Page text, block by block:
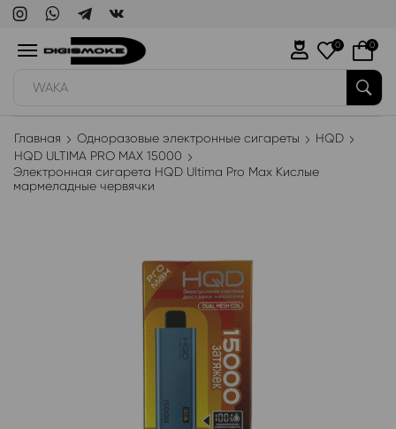
WAKA
0 0
Главная Одноразовые электронные сигареты
HQD
HQD ULTIMA PRO MAX 15000
Электронная сигарета HQD Ultima Pro Max Кислые
мармеладные червячки